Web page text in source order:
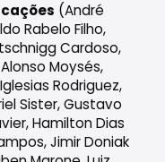
(André
Rabelo Filho,
Cardoso,
Moysés,
Rodriguez,
Sister, Gustavo
Hamilton Dias
Jimir Doniak